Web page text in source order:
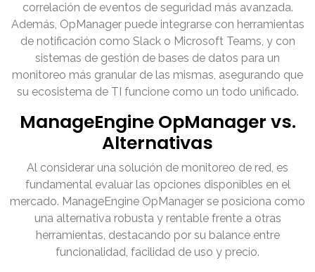
correlación de eventos de seguridad más avanzada.
Además, OpManager puede integrarse con herramientas
de notificación como Slack o Microsoft Teams, y con
sistemas de gestión de bases de datos para un
monitoreo más granular de las mismas, asegurando que
su ecosistema de TI funcione como un todo unificado.
ManageEngine OpManager vs.
Alternativas
Al considerar una solución de monitoreo de red, es
fundamental evaluar las opciones disponibles en el
mercado. ManageEngine OpManager se posiciona como
una alternativa robusta y rentable frente a otras
herramientas, destacando por su balance entre
funcionalidad, facilidad de uso y precio.